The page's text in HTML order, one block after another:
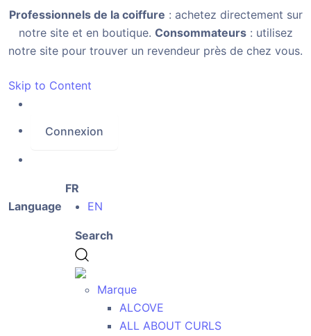
Professionnels de la coiffure : achetez directement sur
notre site et en boutique. Consommateurs: utilisez
notre site pour trouver un revendeur près de chez vous.
Skip to Content
Connexion
Language
FR
EN
Search
Marque
ALCOVE
ALL ABOUT CURLS